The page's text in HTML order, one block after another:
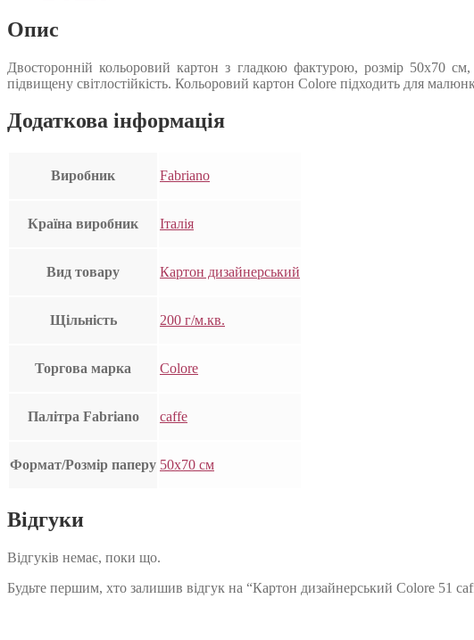
Опис
Двосторонній кольоровий картон з гладкою фактурою, розмір 50х70
підвищену світлостійкість. Кольоровий картон Colore підходить для
Додаткова інформація
Виробник Fabriano
Країна виробник Італія
Вид товару Картон дизайнерський
Щільність 200 г/м.кв.
Торгова марка Colore
Палітра Fabriano caffe
Формат/Розмір паперу 50х70 см
Відгуки
Відгуків немає, поки що.
Будьте першим, хто залишив відгук на “Картон дизайнерський Colore 51